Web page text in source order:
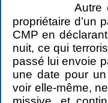
Autre
propriétaire d’un
CMP en
nuit, ce qui
passé lui envoie
une date pour
voir elle-même,